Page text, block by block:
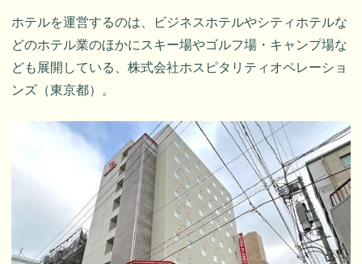
ホテルを運営するのは、ビジネスホテルやシティホテルな
どのホテル業のほかにスキー場やゴルフ場・キャンプ場な
ども展開している、株式会社ホスピタリティオペレーショ
ンズ（東京都）。